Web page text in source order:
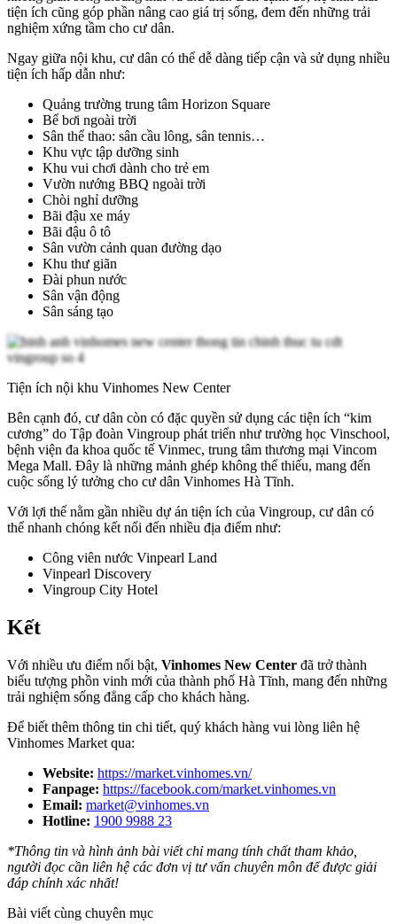
tiện ích cũng góp phần nâng cao giá trị sống, đem đến những trải
nghiệm xứng tầm cho cư dân.
Ngay giữa nội khu, cư dân có thể dễ dàng tiếp cận và sử dụng nhiều
tiện ích hấp dẫn như:
Quảng trường trung tâm Horizon Square
Bể bơi ngoài trời
Sân thể thao: sân cầu lông, sân tennis…
Khu vực tập dưỡng sinh
Khu vui chơi dành cho trẻ em
Vườn nướng BBQ ngoài trời
Chòi nghỉ dưỡng
Bãi đậu xe máy
Bãi đậu ô tô
Sân vườn cảnh quan đường dạo
Khu thư giãn
Đài phun nước
Sân vận động
Sân sáng tạo
Tiện ích nội khu Vinhomes New Center
Bên cạnh đó, cư dân còn có đặc quyền sử dụng các tiện ích “kim
cương” do Tập đoàn Vingroup phát triển như trường học Vinschool,
bệnh viện đa khoa quốc tế Vinmec, trung tâm thương mại Vincom
Mega Mall. Đây là những mảnh ghép không thể thiếu, mang đến
cuộc sống lý tưởng cho cư dân Vinhomes Hà Tĩnh.
Với lợi thế nằm gần nhiều dự án tiện ích của Vingroup, cư dân có
thể nhanh chóng kết nối đến nhiều địa điểm như:
Công viên nước Vinpearl Land
Vinpearl Discovery
Vingroup City Hotel
Kết
Với nhiều ưu điểm nổi bật, Vinhomes New Center đã trở thành
biểu tượng phồn vinh mới của thành phố Hà Tĩnh, mang đến những
trải nghiệm sống đẳng cấp cho khách hàng.
Để biết thêm thông tin chi tiết, quý khách hàng vui lòng liên hệ
Vinhomes Market qua:
Website: https://market.vinhomes.vn/
Fanpage: https://facebook.com/market.vinhomes.vn
Email: market@vinhomes.vn
Hotline: 1900 9988 23
*Thông tin và hình ảnh bài viết chỉ mang tính chất tham khảo,
người đọc cần liên hệ các đơn vị tư vấn chuyên môn để được giải
đáp chính xác nhất!
Bài viết cùng chuyên mục